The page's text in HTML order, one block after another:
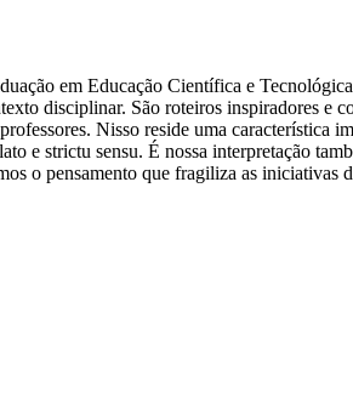
em Educação Científica e
disciplinar. São roteiros inspiradores e
Nisso reside uma característica
e strictu sensu. É nossa interpretação
o pensamento que fragiliza as